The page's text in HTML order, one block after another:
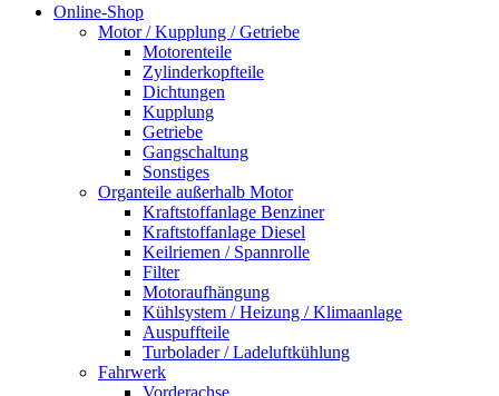
Online-Shop
Motor / Kupplung / Getriebe
Motorenteile
Zylinderkopfteile
Dichtungen
Kupplung
Getriebe
Gangschaltung
Sonstiges
Organteile außerhalb Motor
Kraftstoffanlage Benziner
Kraftstoffanlage Diesel
Keilriemen / Spannrolle
Filter
Motoraufhängung
Kühlsystem / Heizung / Klimaanlage
Auspuffteile
Turbolader / Ladeluftkühlung
Fahrwerk
Vorderachse